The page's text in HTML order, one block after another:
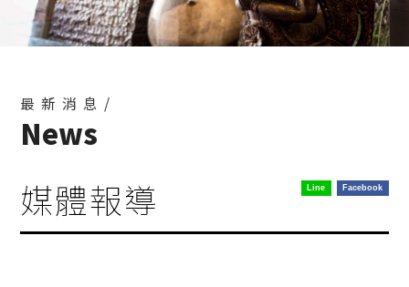
最新消息/
News
Facebook
Line
媒體報導